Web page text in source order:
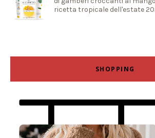
ricetta tropicale dell'estate
SHOPPING